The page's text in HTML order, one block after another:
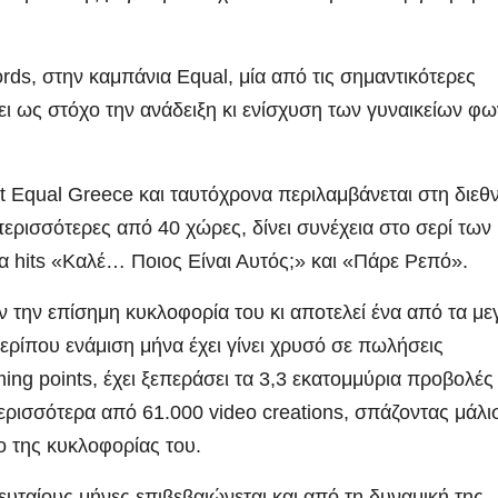
στην καμπάνια Equal, μία από τις σημαντικότερες
ως στόχο την ανάδειξη κι ενίσχυση των γυναικείων
Greece και ταυτόχρονα περιλαμβάνεται στη
από 40 χώρες, δίνει συνέχεια στο σερί των
hits «Καλέ… Ποιος Είναι Αυτός;» και «Πάρε Ρεπό».
επίσημη κυκλοφορία του κι αποτελεί ένα από τα
ενάμιση μήνα έχει γίνει χρυσό σε πωλήσεις
points, έχει ξεπεράσει τα 3,3 εκατομμύρια προβολές
από 61.000 video creations, σπάζοντας
κυκλοφορίας του.